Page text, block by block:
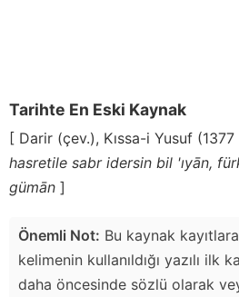
Tarihte En Eski Kaynak
[ Darir (çev.), Kıssa-i Yusuf (1377
hasretile sabr idersin bil 'ıyān,
gümān ]
Önemli Not: Bu kaynak
kelimenin kullanıldığı yazılı ilk
daha öncesinde sözlü olarak